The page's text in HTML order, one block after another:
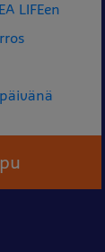
LIFEen